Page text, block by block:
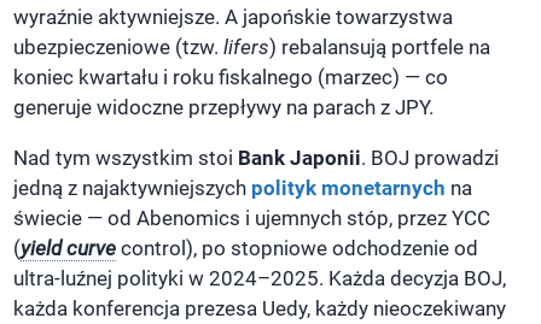
wyraźnie aktywniejsze. A japońskie towarzystwa
ubezpieczeniowe (tzw.lifers) rebalansują portfele na
koniec kwartału i roku fiskalnego (marzec) — co
generuje widoczne przepływy na parach z JPY.
Nad tym wszystkim stoi Bank Japonii. BOJ prowadzi
jedną z najaktywniejszych polityk monetarnych na
świecie — od Abenomics i ujemnych stóp, przez YCC
(yield curve control), po stopniowe odchodzenie od
ultra-luźnej polityki w 2024–2025. Każda decyzja BOJ,
każda konferencja prezesa Uedy, każdy nieoczekiwany